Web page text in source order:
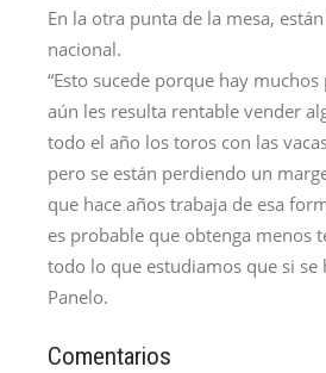
En la otra punta de la mesa,
nacional.
“Esto sucede porque hay
aún les resulta rentable vender
todo el año los toros con las
pero se están perdiendo un
que hace años trabaja de esa
es probable que obtenga menos
todo lo que estudiamos que si se
Panelo.
Comentarios